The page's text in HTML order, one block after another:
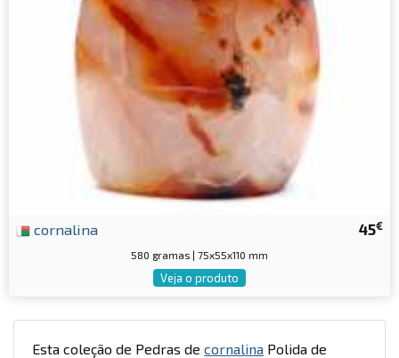
45€
cornalina
580 gramas | 75x55x110 mm
Veja o produto
Esta coleção de Pedras de cornalina Polida de